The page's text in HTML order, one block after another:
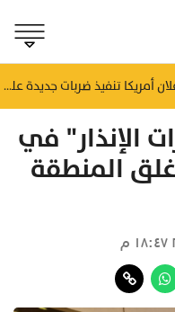
النفط يرتفع قليلاً بعد إعلان أمريكا تنفيذ ضربات جديدة على إيران
الإنذار" في
المنطقة